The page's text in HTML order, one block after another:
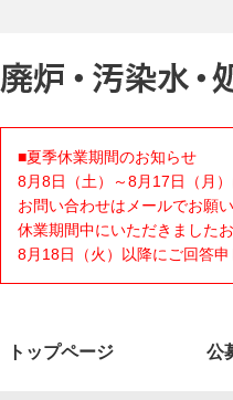
■夏季休業期間のお知らせ
8月8日（土）～8月17日（月）
お問い合わせはメールでお願い
休業期間中にいただきました
8月18日（火）以降にご回答
トップページ 公